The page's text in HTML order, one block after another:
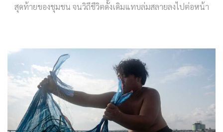
สุดท้ายของชุมชน จนวิถีชีวิตดั้งเดิมแทบล่มสลายลงไปต่อหน้า